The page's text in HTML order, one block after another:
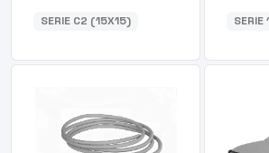
SERIE C2 (15X15) SERIE